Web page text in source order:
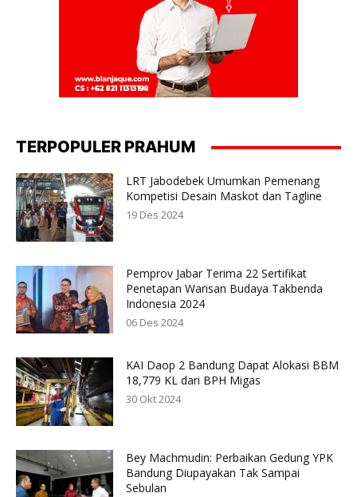
TERPOPULER PRAHUM
LRT Jabodebek Umumkan Pemenang
Kompetisi Desain Maskot dan Tagline
19 Des 2024
Pemprov Jabar Terima 22 Sertifikat
Penetapan Warisan Budaya Takbenda
Indonesia 2024
06 Des 2024
KAI Daop 2 Bandung Dapat Alokasi BBM
18,779 KL dari BPH Migas
30 Okt 2024
Bey Machmudin: Perbaikan Gedung YPK
Bandung Diupayakan Tak Sampai
Sebulan